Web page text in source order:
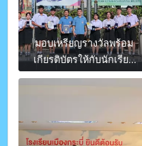
มอบเหรียญรางวัลพร้อม
เกียรติบัตรให้กับนักเรียน
และคุณครู